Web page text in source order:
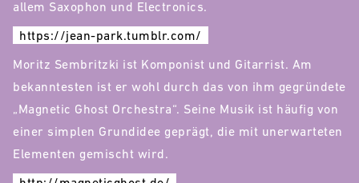
allem Saxophon und Electronics.
https://jean-park.tumblr.com/
Moritz Sembritzki ist Komponist und Gitarrist. Am
bekanntesten ist er wohl durch das von ihm gegründete
„Magnetic Ghost Orchestra“. Seine Musik ist häufig von
einer simplen Grundidee geprägt, die mit unerwarteten
Elementen gemischt wird.